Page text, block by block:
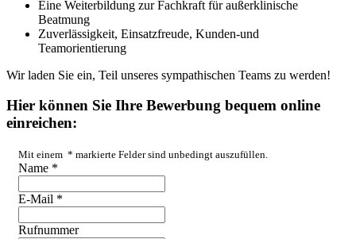
Eine Weiterbildung zur Fachkraft für außerklinische
Beatmung
Zuverlässigkeit, Einsatzfreude, Kunden-und
Teamorientierung
Wir laden Sie ein, Teil unseres sympathischen Teams zu werden!
Hier können Sie Ihre Bewerbung bequem online
einreichen:
Mit einem * markierte Felder sind unbedingt auszufüllen.
Name *
E-Mail *
Rufnummer